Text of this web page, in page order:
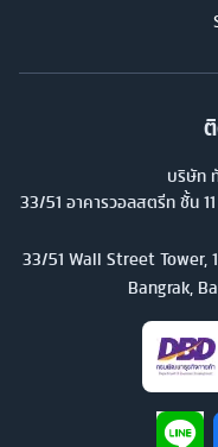
บริษัท
33/51 อาคารวอลสตรีท ชั้น
33/51 Wall Street Tower,
Bangrak,